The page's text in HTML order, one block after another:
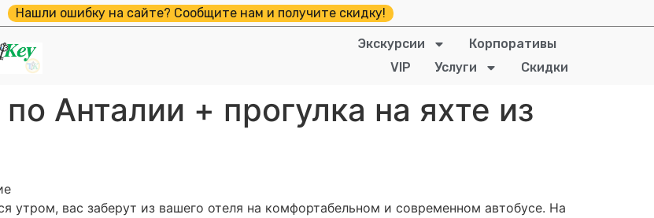
Нашли ошибку на сайте? Сообщите нам и получите скидку!
Экскурсии
Корпоративы
VIP
Услуги Скидки
Анталии + прогулка на яхте из
утром, вас заберут из вашего отеля на комфортабельном и современном автобусе. На